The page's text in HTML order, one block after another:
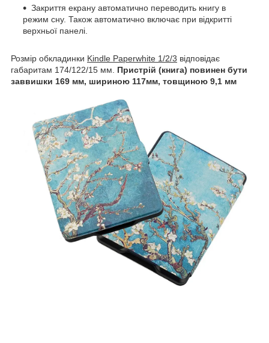
Закриття екрану автоматично переводить книгу в
режим сну. Також автоматично включає при відкритті
верхньої панелі.
Розмір обкладинки Kindle Paperwhite 1/2/3 відповідає
габаритам 174/122/15 мм. Пристрій (книга) повинен бути
заввишки 169 мм, шириною 117мм, товщиною 9,1 мм